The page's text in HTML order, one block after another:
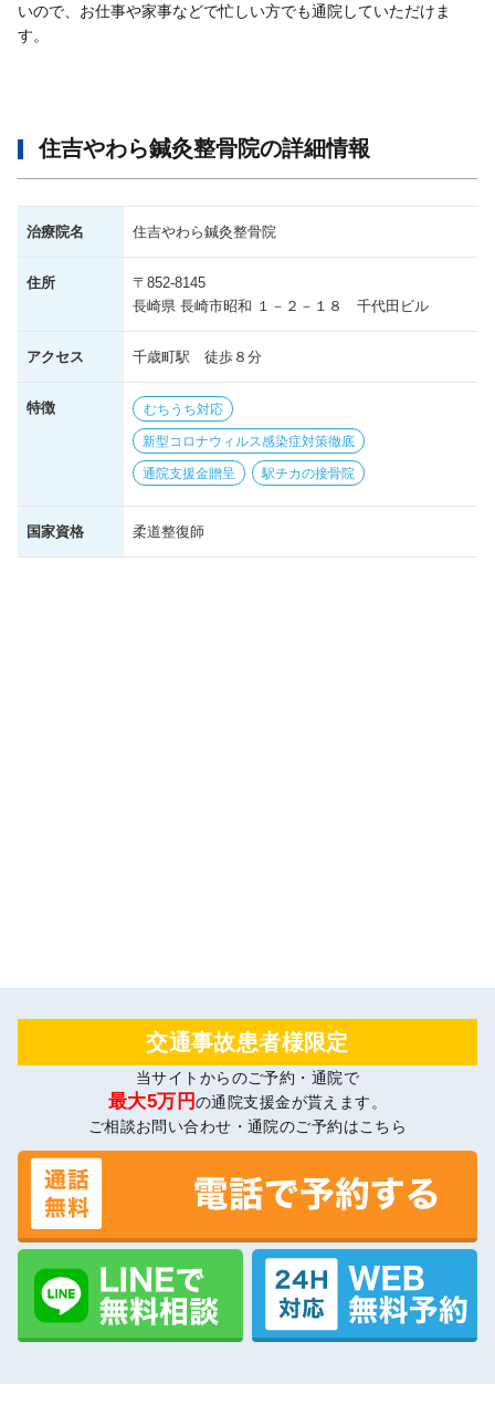
いので、お仕事や家事などで忙しい方でも通院していただけま
す。
住吉やわら鍼灸整骨院の詳細情報
治療院名 住吉やわら鍼灸整骨院
住所
〒852-8145
長崎県 長崎市昭和 １－２－１８ 千代田ビル
アクセス 千歳町駅 徒歩８分
特徴 むちうち対応
新型コロナウィルス感染症対策徹底
通院支援金贈呈 駅チカの接骨院
国家資格 柔道整復師
交通事故患者様限定
当サイトからのご予約・通院で
最大5万円の通院支援金が貰えます。
ご相談お問い合わせ・通院のご予約はこちら